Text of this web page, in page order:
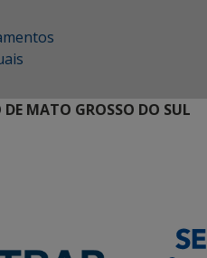
MATO GROSSO DO SUL